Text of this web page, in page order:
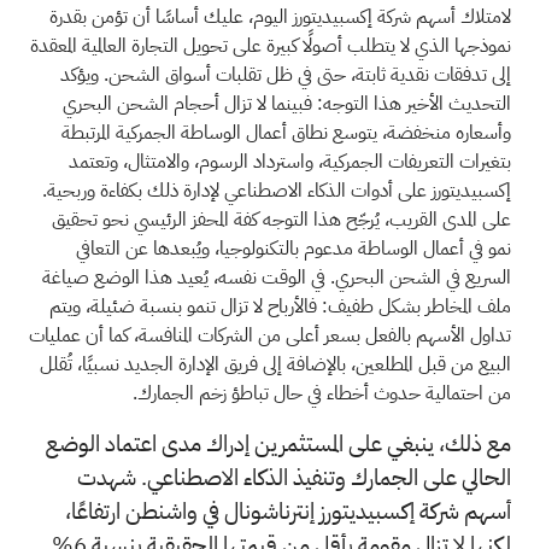
لامتلاك أسهم شركة إكسبيديتورز اليوم، عليك أساسًا أن تؤمن بقدرة
نموذجها الذي لا يتطلب أصولًا كبيرة على تحويل التجارة العالمية المعقدة
إلى تدفقات نقدية ثابتة، حتى في ظل تقلبات أسواق الشحن. ويؤكد
التحديث الأخير هذا التوجه: فبينما لا تزال أحجام الشحن البحري
وأسعاره منخفضة، يتوسع نطاق أعمال الوساطة الجمركية المرتبطة
بتغيرات التعريفات الجمركية، واسترداد الرسوم، والامتثال، وتعتمد
إكسبيديتورز على أدوات الذكاء الاصطناعي لإدارة ذلك بكفاءة وربحية.
على المدى القريب، يُرجّح هذا التوجه كفة المحفز الرئيسي نحو تحقيق
نمو في أعمال الوساطة مدعوم بالتكنولوجيا، ويُبعدها عن التعافي
السريع في الشحن البحري. في الوقت نفسه، يُعيد هذا الوضع صياغة
ملف المخاطر بشكل طفيف: فالأرباح لا تزال تنمو بنسبة ضئيلة، ويتم
تداول الأسهم بالفعل بسعر أعلى من الشركات المنافسة، كما أن عمليات
البيع من قبل المطلعين، بالإضافة إلى فريق الإدارة الجديد نسبيًا، تُقلل
من احتمالية حدوث أخطاء في حال تباطؤ زخم الجمارك.
مع ذلك، ينبغي على المستثمرين إدراك مدى اعتماد الوضع
الحالي على الجمارك وتنفيذ الذكاء الاصطناعي. شهدت
أسهم شركة إكسبيديتورز إنترناشونال في واشنطن ارتفاعًا،